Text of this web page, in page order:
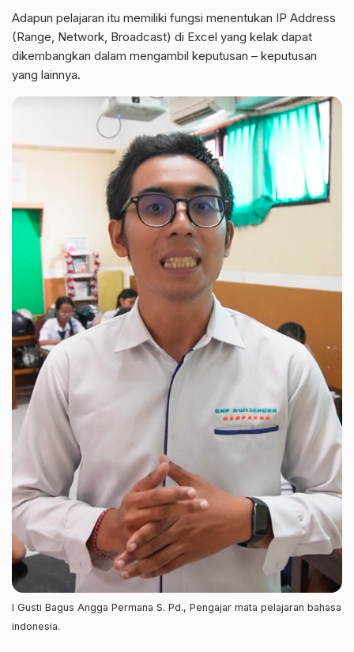
Adapun pelajaran itu memiliki fungsi menentukan IP Address
(Range, Network, Broadcast) di Excel yang kelak dapat
dikembangkan dalam mengambil keputusan – keputusan
yang lainnya.
I Gusti Bagus Angga Permana S. Pd., Pengajar mata pelajaran bahasa
indonesia.